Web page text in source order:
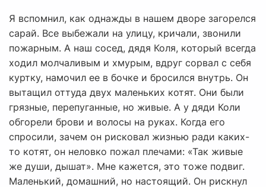
Я вспомнил, как однажды в нашем дворе загорелся
сарай. Все выбежали на улицу, кричали, звонили
пожарным. А наш сосед, дядя Коля, который всегда
ходил молчаливым и хмурым, вдруг сорвал с себя
куртку, намочил ее в бочке и бросился внутрь. Он
вытащил оттуда двух маленьких котят. Они были
грязные, перепуганные, но живые. А у дяди Коли
обгорели брови и волосы на руках. Когда его
спросили, зачем он рисковал жизнью ради каких-
то котят, он неловко пожал плечами: «Так живые
же души, дышат». Мне кажется, это тоже подвиг.
Маленький, домашний, но настоящий. Он рискнул